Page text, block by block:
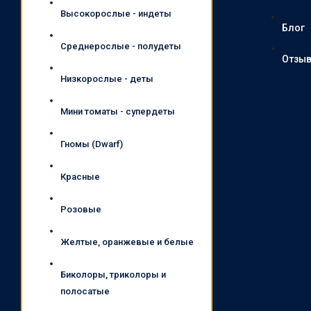
Высокорослые - индеты
Среднерослые - полудеты
Низкорослые - деты
Мини томаты - супердеты
Гномы (Dwarf)
Красные
Розовые
Желтые, оранжевые и белые
Биколоры, триколоры и
полосатые
Блог